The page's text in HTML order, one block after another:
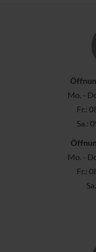
Mo. -
Fr.:
Sa.:
Mo. -
Fr.: